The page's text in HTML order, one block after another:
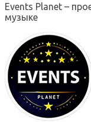
Events Planet –
музыке